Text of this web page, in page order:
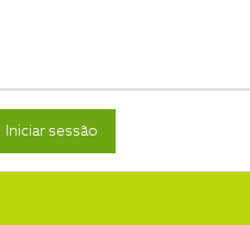
Iniciar sessão